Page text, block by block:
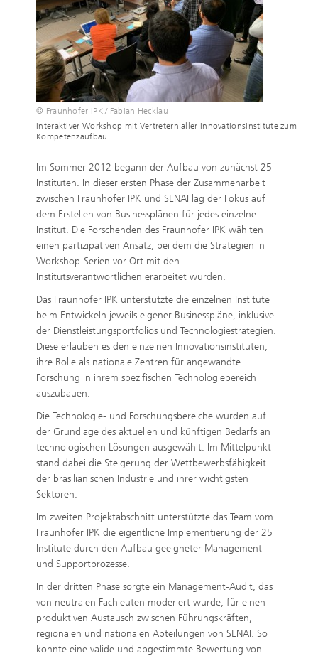
© Fraunhofer IPK / Fabian Hecklau
Interaktiver Workshop mit Vertretern aller Innovationsinstitute zum
Kompetenzaufbau
Im Sommer 2012 begann der Aufbau von zunächst 25
Instituten. In dieser ersten Phase der Zusammenarbeit
zwischen Fraunhofer IPK und SENAI lag der Fokus auf
dem Erstellen von Businessplänen für jedes einzelne
Institut. Die Forschenden des Fraunhofer IPK wählten
einen partizipativen Ansatz, bei dem die Strategien in
Workshop-Serien vor Ort mit den
Institutsverantwortlichen erarbeitet wurden.
Das Fraunhofer IPK unterstützte die einzelnen Institute
beim Entwickeln jeweils eigener Businesspläne, inklusive
der Dienstleistungsportfolios und Technologiestrategien.
Diese erlauben es den einzelnen Innovationsinstituten,
ihre Rolle als nationale Zentren für angewandte
Forschung in ihrem spezifischen Technologiebereich
auszubauen.
Die Technologie- und Forschungsbereiche wurden auf
der Grundlage des aktuellen und künftigen Bedarfs an
technologischen Lösungen ausgewählt. Im Mittelpunkt
stand dabei die Steigerung der Wettbewerbsfähigkeit
der brasilianischen Industrie und ihrer wichtigsten
Sektoren.
Im zweiten Projektabschnitt unterstützte das Team vom
Fraunhofer IPK die eigentliche Implementierung der 25
Institute durch den Aufbau geeigneter Management-
und Supportprozesse.
In der dritten Phase sorgte ein Management-Audit, das
von neutralen Fachleuten moderiert wurde, für einen
produktiven Austausch zwischen Führungskräften,
regionalen und nationalen Abteilungen von SENAI. So
konnte eine valide und abgestimmte Bewertung von